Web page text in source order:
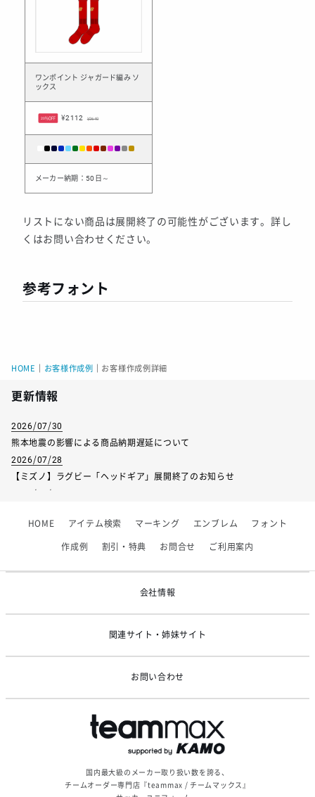
ワンポイント ジャガード編み ソ
ックス
20%OFF ¥2112 ¥2640
メーカー納期：50日～
リストにない商品は展開終了の可能性がございます。詳し
くはお問い合わせください。
参考フォント
HOME お客様作成例 お客様作成例詳細
更新情報
2026/07/30
熊本地震の影響による商品納期遅延について
2026/07/28
【ミズノ】ラグビー「ヘッドギア」展開終了のお知らせ
2026/07/01
2026/06/09
【アシックス】一部商品「生地の在庫限り」廃盤のお知らせ
HOME アイテム検索 マーキング エンブレム フォント
作成例 割引・特典 お問合せ ご利用案内
会社情報
関連サイト・姉妹サイト
お問い合わせ
国内最大級のメーカー取り扱い数を誇る、
チームオーダー専門店『teammax / チームマックス』